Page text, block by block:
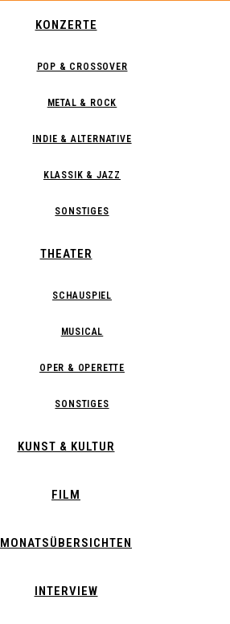
KONZERTE
POP & CROSSOVER
METAL & ROCK
INDIE & ALTERNATIVE
KLASSIK & JAZZ
SONSTIGES
THEATER
SCHAUSPIEL
MUSICAL
OPER & OPERETTE
SONSTIGES
KUNST & KULTUR
FILM
MONATSÜBERSICHTEN
INTERVIEW